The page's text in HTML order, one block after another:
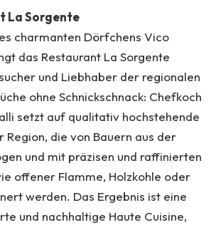
La Sorgente
charmanten Dörfchens Vico
das Restaurant La Sorgente
und Liebhaber der regionalen
ohne Schnickschnack: Chefkoch
setzt auf qualitativ hochstehende
Region, die von Bauern aus der
und mit präzisen und raffinierten
offener Flamme, Holzkohle oder
werden. Das Ergebnis ist eine
und nachhaltige Haute Cuisine,